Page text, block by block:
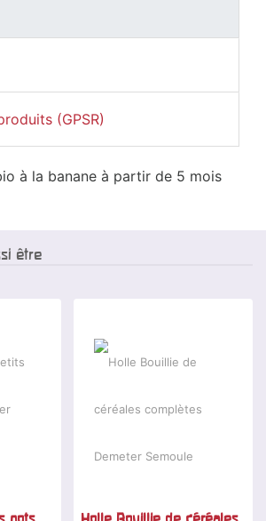
(GPSR)
à la banane à partir de 5 mois
être